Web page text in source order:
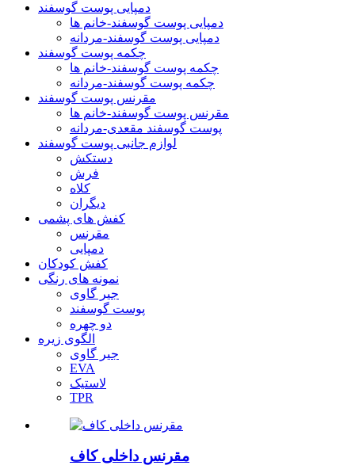
دمپایی پوست گوسفند
دمپایی پوست گوسفند-خانم ها
دمپایی پوست گوسفند-مردانه
چکمه پوست گوسفند
چکمه پوست گوسفند-خانم ها
چکمه پوست گوسفند-مردانه
مقرنس پوست گوسفند
مقرنس پوست گوسفند-خانم ها
پوست گوسفند مقعدی-مردانه
لوازم جانبی پوست گوسفند
دستکش
فرش
کلاه
دیگران
کفش های پشمی
مقرنس
دمپایی
کفش کودکان
نمونه های رنگی
جیر گاوی
پوست گوسفند
دو چهره
الگوی زیره
جیر گاوی
EVA
لاستیک
TPR
مقرنس داخلی کاف